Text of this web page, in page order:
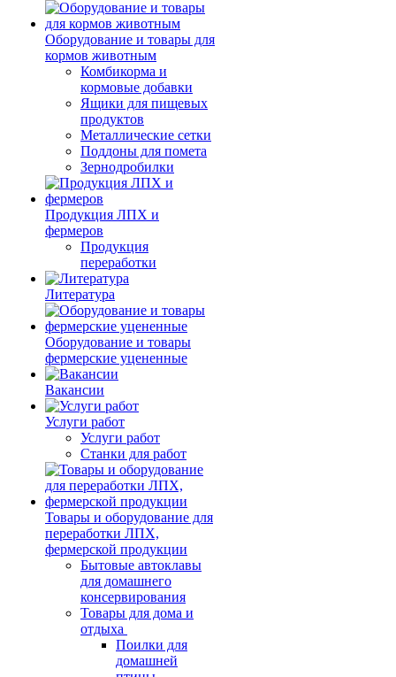
Оборудование и товары для
кормов животным
Комбикорма и
кормовые добавки
Ящики для пищевых
продуктов
Металлические сетки
Поддоны для помета
Зернодробилки
Продукция ЛПХ и
фермеров
Продукция
переработки
Литература
Оборудование и товары
фермерские уцененные
Вакансии
Услуги работ
Услуги работ
Станки для работ
Товары и оборудование для
переработки ЛПХ,
фермерской продукции
Бытовые автоклавы
для домашнего
консервирования
Товары для дома и
отдыха
Поилки для
домашней